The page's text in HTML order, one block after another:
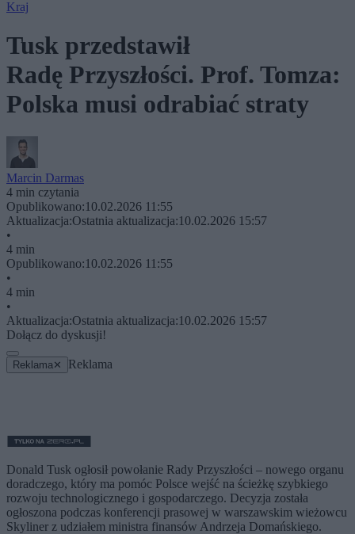
Kraj
Tusk przedstawił
Radę Przyszłości. Prof. Tomza:
Polska musi odrabiać straty
Marcin Darmas
4 min czytania
Opublikowano:10.02.2026 11:55
Aktualizacja:Ostatnia aktualizacja:10.02.2026 15:57
•
4 min
Opublikowano:10.02.2026 11:55
•
4 min
•
Aktualizacja:Ostatnia aktualizacja:10.02.2026 15:57
Dołącz do dyskusji!
Reklama ✕ Reklama
Donald Tusk ogłosił powołanie Rady Przyszłości – nowego organu
doradczego, który ma pomóc Polsce wejść na ścieżkę szybkiego
rozwoju technologicznego i gospodarczego. Decyzja została
ogłoszona podczas konferencji prasowej w warszawskim wieżowcu
Skyliner z udziałem ministra finansów Andrzeja Domańskiego.